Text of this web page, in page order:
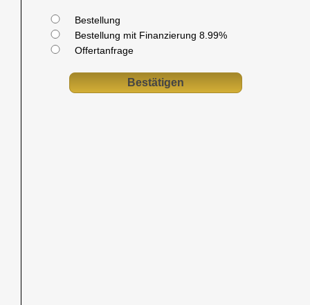
Bestellung
Bestellung mit Finanzierung 8.99%
Offertanfrage